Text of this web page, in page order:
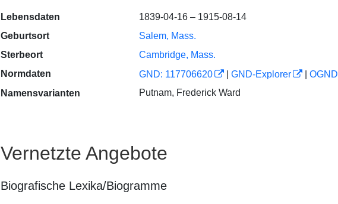
Lebensdaten
1839-04-16 – 1915-08-14
Geburtsort
Salem, Mass.
Sterbeort
Cambridge, Mass.
Normdaten
GND: 117706620 GND-Explorer OGND
Namensvarianten
Putnam, Frederick Ward
Vernetzte Angebote
Biografische Lexika/Biogramme